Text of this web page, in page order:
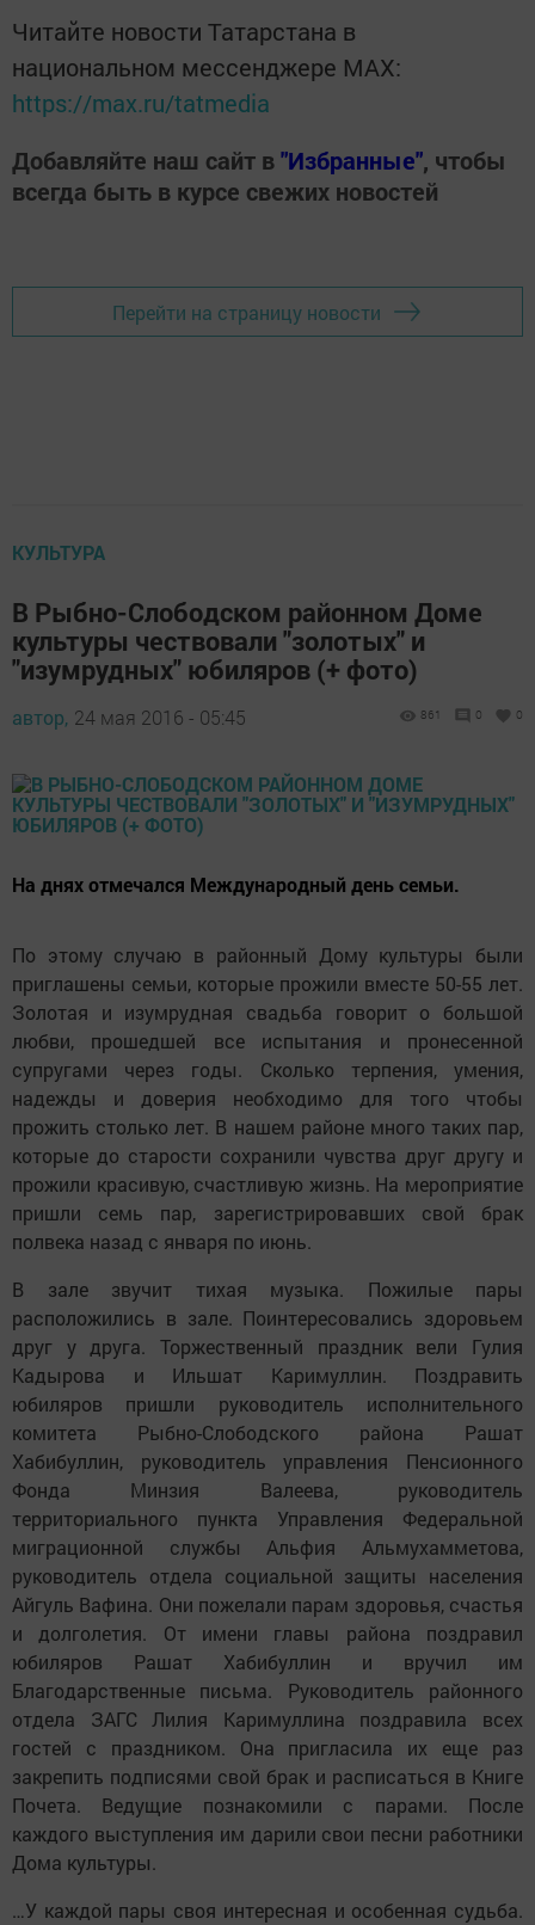
Читайте новости Татарстана в
национальном мессенджере MАХ:
https://max.ru/tatmedia
Добавляйте наш сайт в"Избранные", чтобы
всегда быть в курсе свежих новостей
Перейти на страницу новости
КУЛЬТУРА
В Рыбно-Слободском районном Доме
культуры чествовали "золотых" и
"изумрудных" юбиляров (+ фото)
автор, 24 мая 2016 - 05:45 861 0 0
На днях отмечался Международный день семьи.
По этому случаю в районный Дому культуры были
приглашены семьи, которые прожили вместе 50-55 лет.
Золотая и изумрудная свадьба говорит о большой
любви, прошедшей все испытания и пронесенной
супругами через годы. Сколько терпения, умения,
надежды и доверия необходимо для того чтобы
прожить столько лет. В нашем районе много таких пар,
которые до старости сохранили чувства друг другу и
прожили красивую, счастливую жизнь. На мероприятие
пришли семь пар, зарегистрировавших свой брак
полвека назад с января по июнь.
В зале звучит тихая музыка. Пожилые пары
расположились в зале. Поинтересовались здоровьем
друг у друга. Торжественный праздник вели Гулия
Кадырова и Ильшат Каримуллин. Поздравить
юбиляров пришли руководитель исполнительного
комитета Рыбно-Слободского района Рашат
Хабибуллин, руководитель управления Пенсионного
Фонда Минзия Валеева, руководитель
территориального пункта Управления Федеральной
миграционной службы Альфия Альмухамметова,
руководитель отдела социальной защиты населения
Айгуль Вафина. Они пожелали парам здоровья, счастья
и долголетия. От имени главы района поздравил
юбиляров Рашат Хабибуллин и вручил им
Благодарственные письма. Руководитель районного
отдела ЗАГС Лилия Каримуллина поздравила всех
гостей с праздником. Она пригласила их еще раз
закрепить подписями свой брак и расписаться в Книге
Почета. Ведущие познакомили с парами. После
каждого выступления им дарили свои песни работники
Дома культуры.
…У каждой пары своя интересная и особенная судьба.